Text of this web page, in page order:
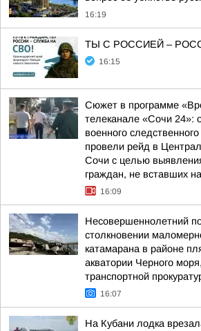
16:19
ТЫ С РОССИЕЙ –
16:15
Сюжет в программе
телеканале «Сочи 24»:
военного
провели рейд в
Сочи с целью
граждан, не вставших
16:09
Несовершеннолетний
столкновении
катамарана в районе
акватории Черного
транспортной
16:07
На Кубани лодка